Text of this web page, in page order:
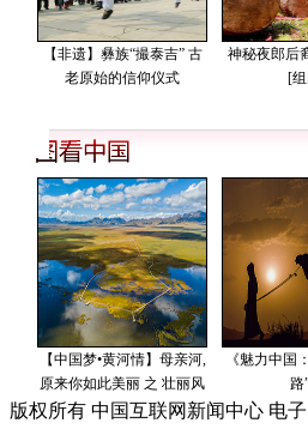
版权所有 中国互联网新闻中心 电子